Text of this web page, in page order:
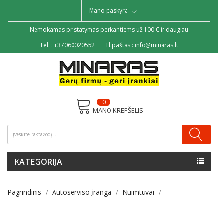
Mano paskyra
Nemokamas pristatymas perkantiems už 100 € ir daugiau
Tel. : +37060020552 El.paštas : info@minaras.lt
MANO KREPŠELIS
0
KATEGORIJA
Pagrindinis Autoserviso įranga
Nuimtuvai